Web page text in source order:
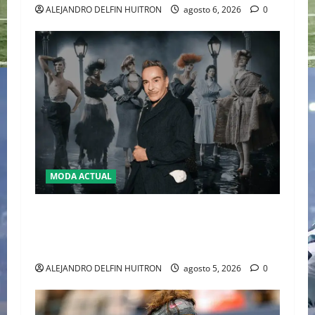
ALEJANDRO DELFIN HUITRON agosto 6, 2026 0
MODA ACTUAL
ALEJANDRO DELFIN HUITRON agosto 5, 2026 0